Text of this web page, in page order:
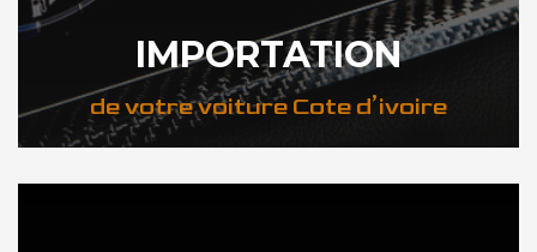
IMPORTATION
de votre voiture Cote d’ivoire